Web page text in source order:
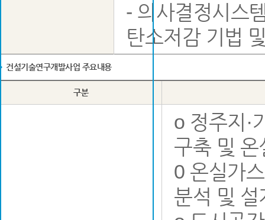
- 의사결정시스
탄소저감 기법
건설기술연구개발사업 주요내용
구분
o 정주지·
구축 및 온
0 온실가
분석 및 설